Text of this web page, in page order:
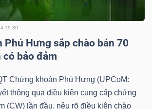
19:39
Phú Hưng sắp chào bán 70
bảo đảm
Chứng khoán Phú Hưng (UPCoM:
thông qua điều kiện cung cấp chứng
(CW) lần đầu, nêu rõ điều kiện chào